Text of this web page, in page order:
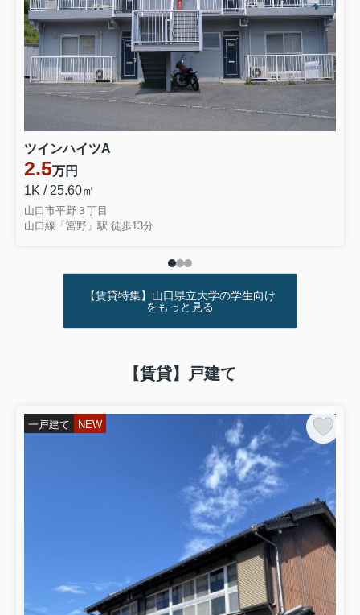
ツインハイツA
2.5万円
1K / 25.60㎡
山口市平野３丁目
山口線「宮野」駅 徒歩13分
【賃貸特集】山口県立大学の学生向け
をもっと見る
【賃貸】戸建て
一戸建て NEW